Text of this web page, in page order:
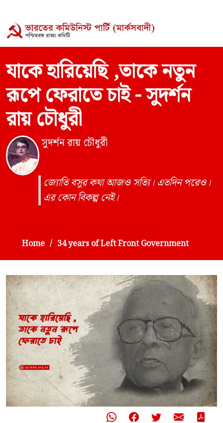
যাকে হারিয়েছি ,তাকে নতুন
রূপে ফেরাতে চাই - সুদর্শন
রায় চৌধুরী
সুদর্শন রায় চৌধুরী
জ্যোতি বসুর কথা আজও সত্যি। এতদিন পরেও।
এর কোন বিকল্প নেই।
Home 34 years of Left Front Government